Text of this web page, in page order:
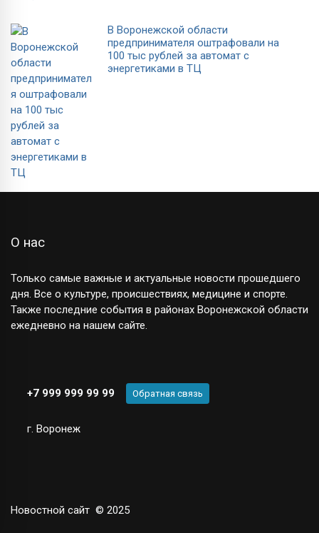
В Воронежской области
предпринимателя оштрафовали на
100 тыс рублей за автомат с
энергетиками в ТЦ
О нас
Только самые важные и актуальные новости прошедшего
дня. Все о культуре, происшествиях, медицине и спорте.
Также последние события в районах Воронежской области
ежедневно на нашем сайте.
+7 999 999 99 99 Обратная связь
г. Воронеж
Новостной сайт © 2025